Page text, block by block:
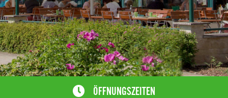
ÖFFNUNGSZEITEN